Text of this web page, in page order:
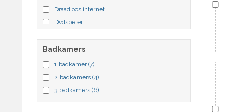
Draadloos internet
Dvdspeler
Huisdieren toegestaan
Badkamers
1 badkamer(7)
2 badkamers (4)
3 badkamers (6)